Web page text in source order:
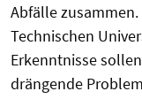
Abfälle
Technischen
Erkenntnisse
drängende